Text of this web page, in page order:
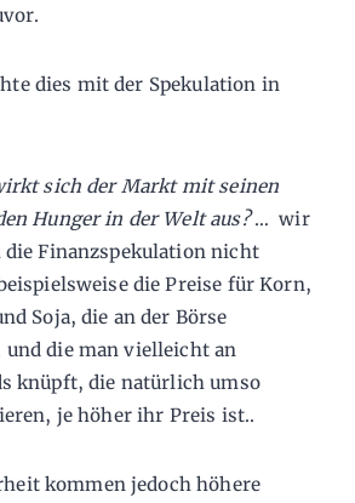
dies mit der Spekulation in
sich der Markt mit seinen
Hunger in der Welt aus?… wir
die Finanzspekulation nicht
die Preise für Korn,
Soja, die an der Börse
und die man vielleicht an
knüpft, die natürlich umso
je höher ihr Preis ist..
kommen jedoch höhere